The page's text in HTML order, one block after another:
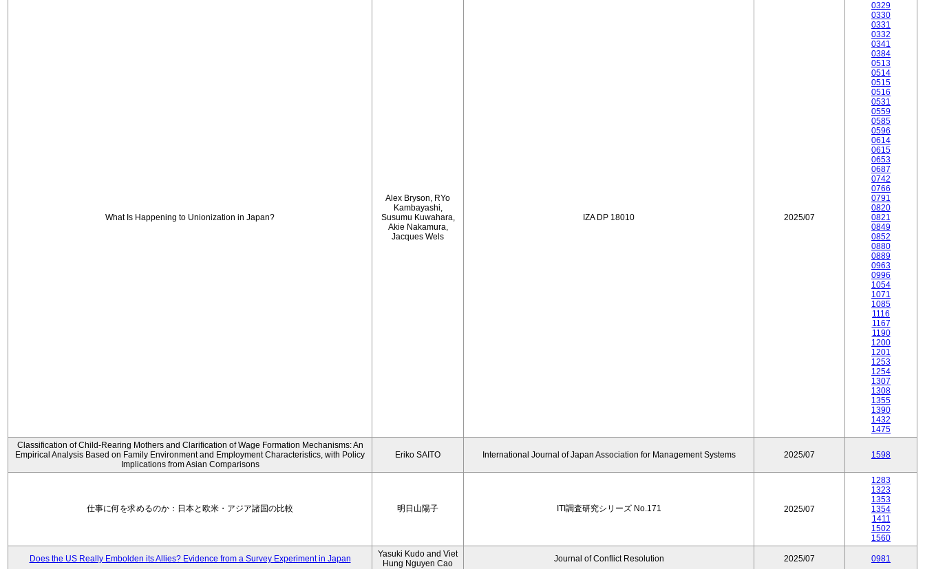
What Is Happening to Unionization in Japan?
Alex Bryson, RYo
Kambayashi,
Susumu Kuwahara,
Akie Nakamura,
Jacques Wels
IZA DP 18010 2025/07
0329
0330
0331
0332
0341
0384
0513
0514
0515
0516
0531
0559
0585
0596
0614
0615
0653
0687
0742
0766
0791
0820
0821
0849
0852
0880
0889
0963
0996
1054
1071
1085
1116
1167
1190
1200
1201
1253
1254
1307
1308
1355
1390
1432
1475
Classification of Child-Rearing Mothers and Clarification of Wage Formation Mechanisms: An
Empirical Analysis Based on Family Environment and Employment Characteristics, with Policy
Implications from Asian Comparisons
Eriko SAITO International Journal of Japan Association for Management Systems 2025/07 1598
仕事に何を求めるのか：日本と欧米・アジア諸国の比較 明日山陽子 ITI調査研究シリーズ No.171 2025/07
1283
1323
1353
1354
1411
1502
1560
Does the US Really Embolden its Allies? Evidence from a Survey Experiment in Japan
Yasuki Kudo and Viet
Hung Nguyen Cao
Journal of Conflict Resolution 2025/07 0981